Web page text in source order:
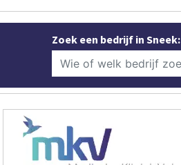
Zoek een bedrijf in Sneek: